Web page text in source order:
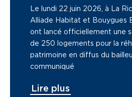
Le lundi 22 juin 2026, à La
Alliade Habitat et Bouygues
ont lancé officiellement une
de 250 logements pour la
patrimoine en diffus du
communiqué
Lire plus